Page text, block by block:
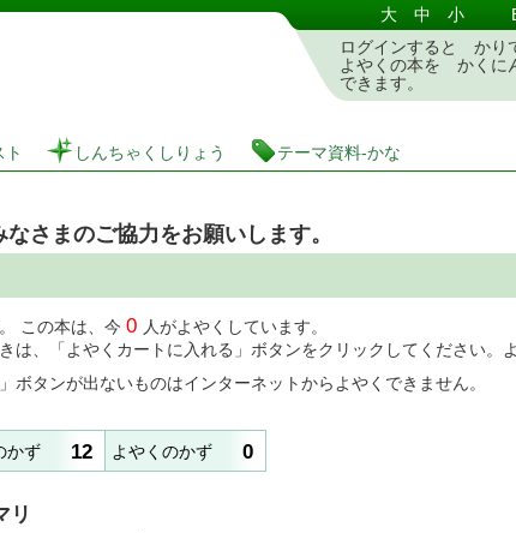
けんさく・よやくシステム 大 中 小
ログインすると かり
よやくの本を かくに
できます。
しんちゃくしりょう テーマ資料-かな
なさまのご協力をお願いします。
この本は、今 0 人がよやくしています。
は、「よやくカートに入れる」ボタンをクリックしてください。
ボタンが出ないものはインターネットからよやくできません。
かず 12 よやくのかず 0
リ